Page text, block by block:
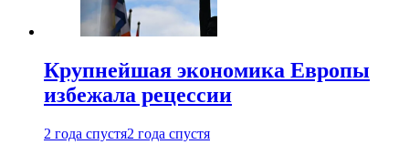
Крупнейшая экономика Европы
избежала рецессии
2 года спустя2 года спустя